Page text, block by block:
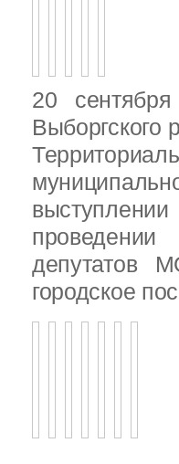
20
Выборгского
депутатов
городское